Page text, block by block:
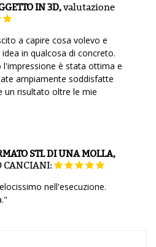
IN 3D,valutazione
a capire cosa volevo e
in qualcosa di concreto.
è stata ottima e
ampiamente soddisfatte
un risultato oltre le mie
STL DI UNA MOLLA,
CANCIANI:
nell'esecuzione.